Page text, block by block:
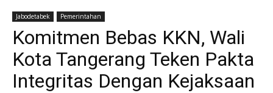
Jabodetabek Pemerintahan
Komitmen Bebas KKN, Wali
Kota Tangerang Teken Pakta
Integritas Dengan Kejaksaan